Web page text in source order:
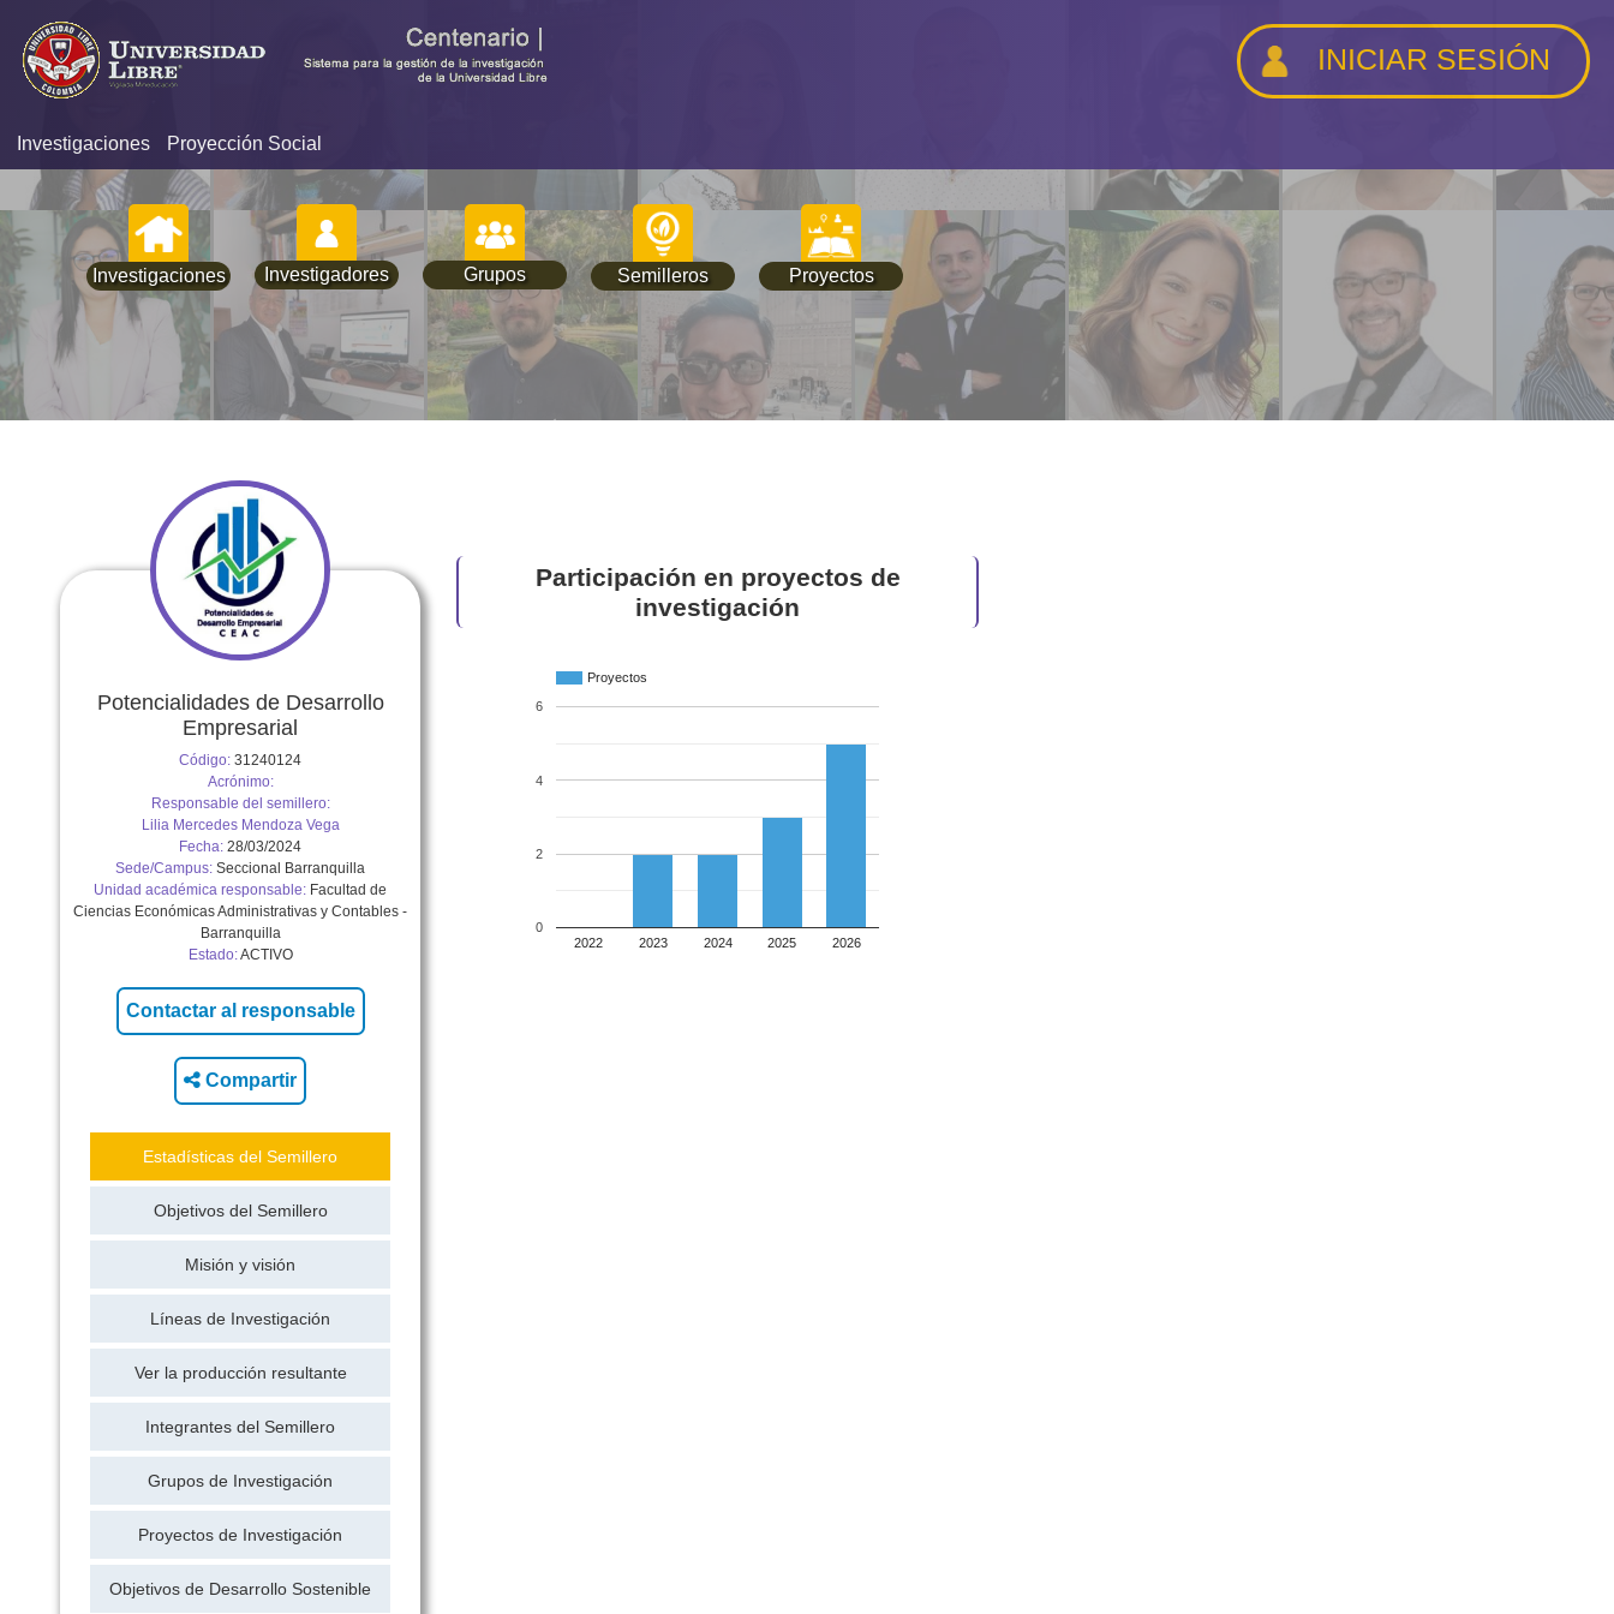
Investigaciones Proyección Social
Investigaciones Investigadores Grupos Semilleros Proyectos
INICIAR SESIÓN
Potencialidades de Desarrollo
Empresarial
Código: 31240124
Acrónimo:
Responsable del semillero:
Lilia Mercedes Mendoza Vega
Fecha: 28/03/2024
Sede/Campus: Seccional Barranquilla
Unidad académica responsable: Facultad de
Ciencias Económicas Administrativas y Contables -
Barranquilla
Estado:ACTIVO
Compartir
Estadísticas del Semillero
Objetivos del Semillero
Misión y visión
Líneas de Investigación
Ver la producción resultante
Integrantes del Semillero
Grupos de Investigación
Proyectos de Investigación
Objetivos de Desarrollo Sostenible
Participación en proyectos de
investigación
Proyectos
2022 2023 2024 2025 2026
0
2
4
6